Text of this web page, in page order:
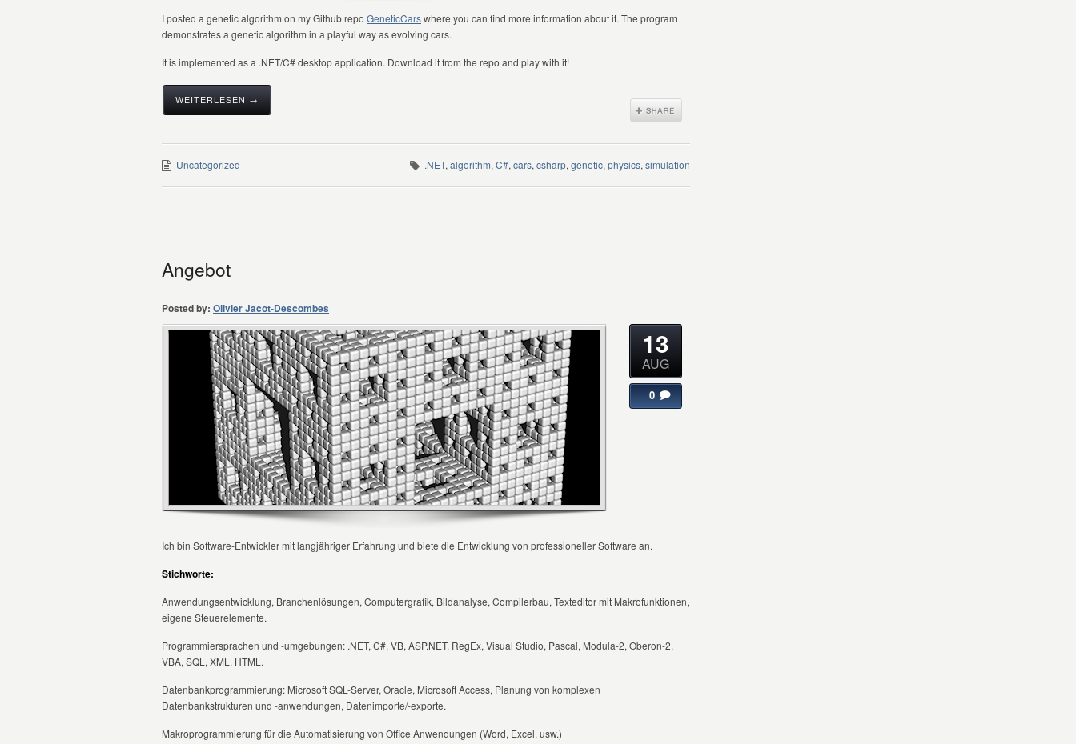
I posted a genetic algorithm on my Github repo GeneticCarswhere you can find more information about it. The program
demonstrates a genetic algorithm in a playful way as evolving cars.
It is implemented as a .NET/C# desktop application. Download it from the repo and play with it!
WEITERLESEN →
Uncategorized .NET, algorithm, C#, cars, csharp, genetic, physics, simulation
Angebot
Posted by: Olivier Jacot-Descombes
Ich bin Software-Entwickler mit langjähriger Erfahrung und biete die Entwicklung von professioneller Software an.
Stichworte:
Anwendungsentwicklung, Branchenlösungen, Computergrafik, Bildanalyse, Compilerbau, Texteditor mit Makrofunktionen,
eigene Steuerelemente.
Programmiersprachen und -umgebungen: .NET, C#, VB, ASP.NET, RegEx, Visual Studio, Pascal, Modula-2, Oberon-2,
VBA, SQL, XML, HTML.
Datenbankprogrammierung: Microsoft SQL-Server, Oracle, Microsoft Access, Planung von komplexen
Datenbankstrukturen und -anwendungen, Datenimporte/-exporte.
Makroprogrammierung für die Automatisierung von Office Anwendungen (Word, Excel, usw.)
13
AUG
0